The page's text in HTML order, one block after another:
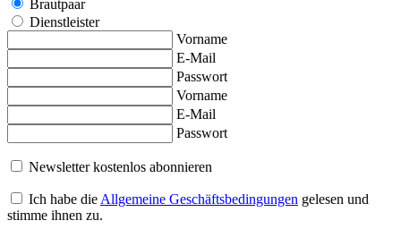
Brautpaar
Dienstleister
Vorname
E-Mail
Passwort
Vorname
E-Mail
Passwort
Newsletter kostenlos abonnieren
Ich habe die Allgemeine Geschäftsbedingungen gelesen und
stimme ihnen zu.